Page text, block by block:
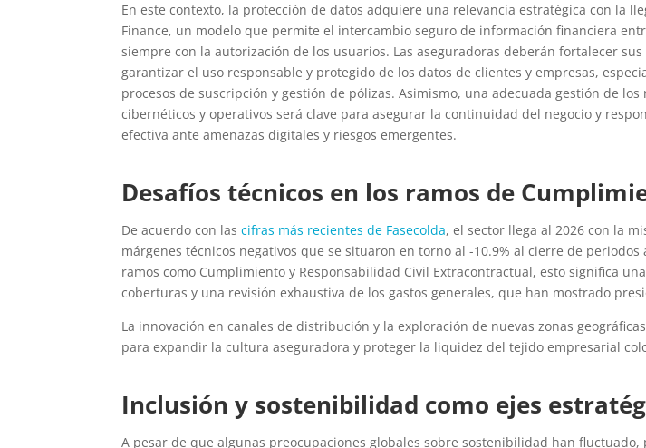
En este contexto, la protección de datos adquiere una relevancia estratégica con la
Finance, un modelo que permite el intercambio seguro de información financiera
siempre con la autorización de los usuarios. Las aseguradoras deberán fortalecer
garantizar el uso responsable y protegido de los datos de clientes y empresas,
procesos de suscripción y gestión de pólizas. Asimismo, una adecuada gestión de los
cibernéticos y operativos será clave para asegurar la continuidad del negocio y
efectiva ante amenazas digitales y riesgos emergentes.
Desafíos técnicos en los ramos de
De acuerdo con lascifras más recientes de Fasecolda, el sector llega al 2026 con la
márgenes técnicos negativos que se situaron en torno al -10.9% al cierre de periodos
ramos como Cumplimiento y Responsabilidad Civil Extracontractual, esto significa
coberturas y una revisión exhaustiva de los gastos generales, que han mostrado
La innovación en canales de distribución y la exploración de nuevas zonas
para expandir la cultura aseguradora y proteger la liquidez del tejido empresarial
Inclusión y sostenibilidad como ejes
A pesar de que algunas preocupaciones globales sobre sostenibilidad han fluctuado,